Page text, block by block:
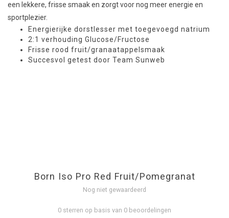
een lekkere, frisse smaak en zorgt voor nog meer energie en
sportplezier.
Energierijke dorstlesser met toegevoegd natrium
2:1 verhouding Glucose/Fructose
Frisse rood fruit/granaatappelsmaak
Succesvol getest door Team Sunweb
Born Iso Pro Red Fruit/Pomegranat
Nog niet gewaardeerd
0 sterren op basis van 0 beoordelingen